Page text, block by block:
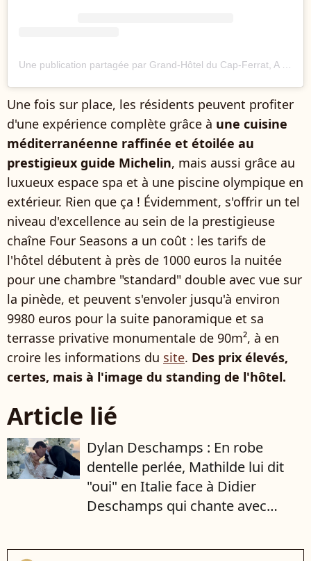
Une fois sur place, les résidents peuvent profiter
d'une expérience complète grâce à une cuisine
méditerranéenne raffinée et étoilée au
prestigieux guide Michelin, mais aussi grâce au
luxueux espace spa et à une piscine olympique en
extérieur. Rien que ça ! Évidemment, s'offrir un tel
niveau d'excellence au sein de la prestigieuse
chaîne Four Seasons a un coût : les tarifs de
l'hôtel débutent à près de 1000 euros la nuitée
pour une chambre "standard" double avec vue sur
la pinède, et peuvent s'envoler jusqu'à environ
9980 euros pour la suite panoramique et sa
terrasse privative monumentale de 90m², à en
croire les informations du site. Des prix élevés,
certes, mais à l'image du standing de l'hôtel.
Article lié
Dylan Deschamps : En robe
dentelle perlée, Mathilde lui dit
"oui" en Italie face à Didier
Deschamps qui chante avec